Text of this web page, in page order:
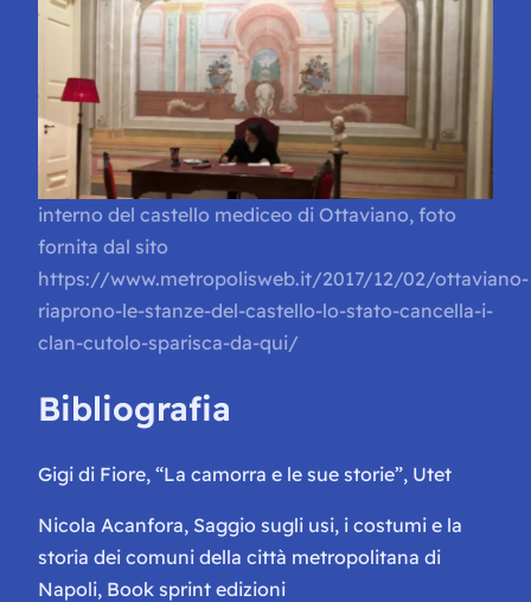
interno del castello mediceo di Ottaviano, foto
fornita dal sito
https://www.metropolisweb.it/2017/12/02/ottaviano-
riaprono-le-stanze-del-castello-lo-stato-cancella-i-
clan-cutolo-sparisca-da-qui/
Bibliografia
Gigi di Fiore, “La camorra e le sue storie”, Utet
Nicola Acanfora, Saggio sugli usi, i costumi e la
storia dei comuni della città metropolitana di
Napoli, Book sprint edizioni